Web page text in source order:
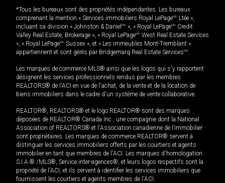
*Tous les bureaux sont des propriétés indépendantes. Les bureaux
comprenant la mention « Services immobiliers Royal LePageMD Ltée »,
incluant sa division « Johnston & Daniel MD », « Royal LePageMD Credit
Valley Real Estate, Brokerage », « Royal LePageMD West Real Estate Services
», « Royal LePageMD Sussex », et « Les immeubles Mont-Tremblant »
appartiennent et sont gérés par Bridgemarq Real Estate ServicesMD
Les marques de commerce MLS® ainsi que les logos qui s'y rapportent
désignent les services professionnels rendus par les membres
REALTORS® de l'ACI en vue de l'achat, de la vente et de la location de
biens immobiliers dans le cadre d'un système de vente collaborative.
REALTOR®, REALTORS® et le logo REALTOR® sont des marques
déposées de REALTOR® Canada Inc., une compagnie dont la National
Association of REALTORS® et l'Association canadienne de l’immobilier
sont propriétaires. Les marques de commerce REALTOR® servent à
distinguer les services immobiliers offerts par les courtiers et agents
immobilier en tant que membres de l'ACI. Les marques d'homologation
S.I.A.® /MLS®, Service inter-agences®, et leurs logos respectifs sont la
propriété de l'ACI, et ils servent à identifier les services immobiliers que
fournissent les courtiers et agents membres de l'ACI.